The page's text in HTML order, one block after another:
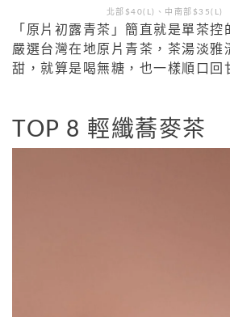
北部$40(L)、中南部$35(L)
「原片初露青茶」簡直就是單茶控
嚴選台灣在地原片青茶，茶湯淡雅
甜，就算是喝無糖，也一樣順口回
TOP 8 輕纖蕎麥茶